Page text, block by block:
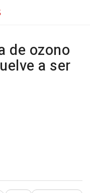
de ozono
a ser